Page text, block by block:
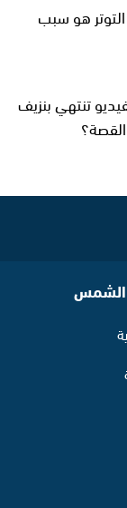
هو سبب
تنتهي بنزيف
الشمس